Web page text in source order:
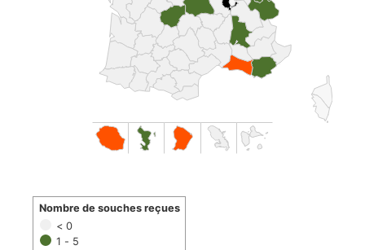
< 0
1 - 5
Nombre de souches reçues